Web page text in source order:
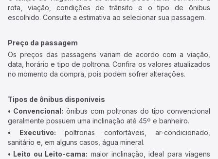
rota, viação, condições de trânsito e o tipo de ônibus
escolhido. Consulte a estimativa ao selecionar sua passagem.
Preço da passagem
Os preços das passagens variam de acordo com a viação,
data, horário e tipo de poltrona. Confira os valores atualizados
no momento da compra, pois podem sofrer alterações.
Tipos de ônibus disponíveis
• Convencional: ônibus com poltronas do tipo convencional
geralmente possuem uma inclinação até 45º e banheiro.
• Executivo: poltronas confortáveis, ar-condicionado,
sanitário e, em alguns casos, água mineral.
• Leito ou Leito-cama: maior inclinação, ideal para viagens